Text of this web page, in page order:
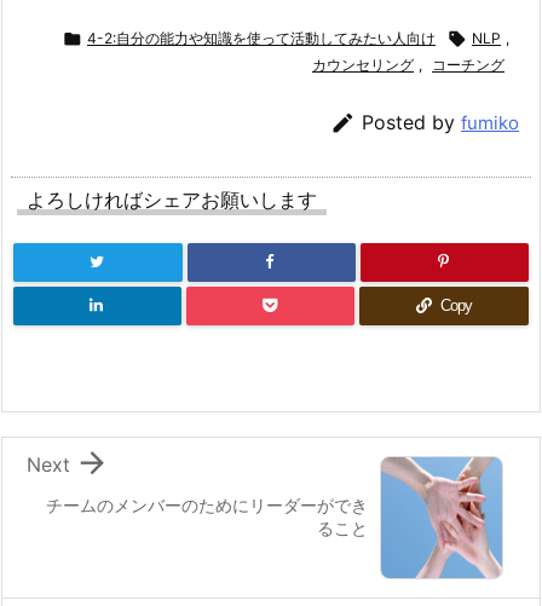
 4-2:自分の能力や知識を使って活動してみたい人向け  NLP ,
カウンセリング , コーチング
 Posted by fumiko
よろしければシェアお願いします
Copy
チームのメンバーのためにリーダーができ
ること

Next